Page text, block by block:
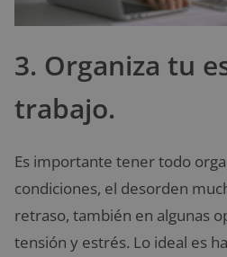
3. Organiza tu
trabajo.
Es importante tener todo
condiciones, el desorden
retraso, también en algunas
tensión y estrés. Lo ideal es